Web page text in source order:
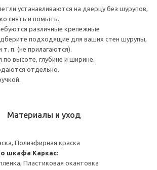
устанавливаются на дверцу без шурупов,
снять и помыть.
различные крепежные
подходящие для ваших стен шурупы,
п. (не прилагаются).
по высоте, глубине и ширине.
отдельно.
Материалы и уход
Полиэфирная краска
шкафа Каркас:
Пластиковая окантовка